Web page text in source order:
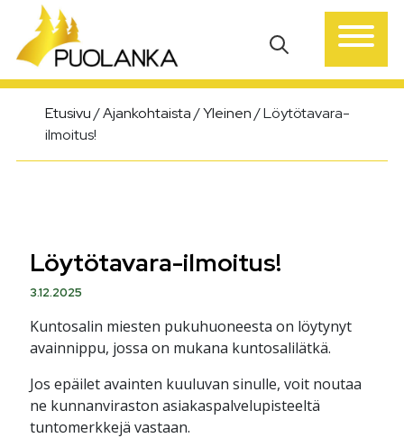
Päävalikko
Etusivu/Ajankohtaista/Yleinen/Löytötavara-
ilmoitus!
Löytötavara-ilmoitus!
3.12.2025
Kuntosalin miesten pukuhuoneesta on löytynyt
avainnippu, jossa on mukana kuntosalilätkä.
Jos epäilet avainten kuuluvan sinulle, voit noutaa
ne kunnanviraston asiakaspalvelupisteeltä
tuntomerkkejä vastaan.